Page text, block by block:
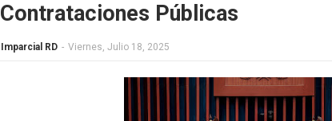
Contrataciones Públicas
Imparcial RD - Viernes, Julio 18, 2025